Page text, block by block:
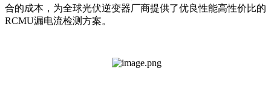
合的成本，为全球光伏逆变器厂商提供了优良性能高性价比的
RCMU漏电流检测方案。